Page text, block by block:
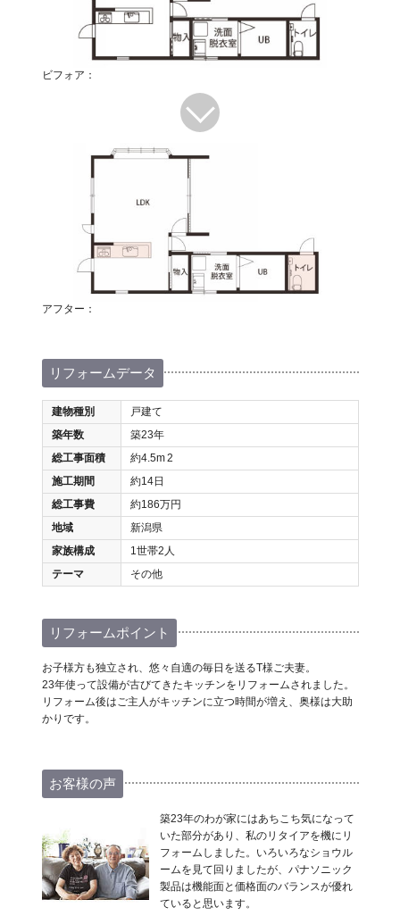
ビフォア：
アフター：
リフォームデータ
建物種別
戸建て
築年数
築23年
総工事面積
約4.5m2
施工期間
約14日
総工事費
約186万円
地域
新潟県
家族構成
1世帯2人
テーマ
その他
リフォームポイント
お子様方も独立され、悠々自適の毎日を送るT様ご夫妻。
23年使って設備が古びてきたキッチンをリフォームされました。
リフォーム後はご主人がキッチンに立つ時間が増え、奥様は大助
かりです。
お客様の声
築23年のわが家にはあちこち気になって
いた部分があり、私のリタイアを機にリ
フォームしました。いろいろなショウル
ームを見て回りましたが、パナソニック
製品は機能面と価格面のバランスが優れ
ていると思います。